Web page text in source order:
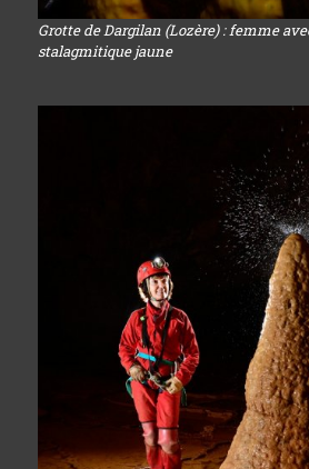
Grotte de Dargilan (Lozère) : femme
stalagmitique jaune